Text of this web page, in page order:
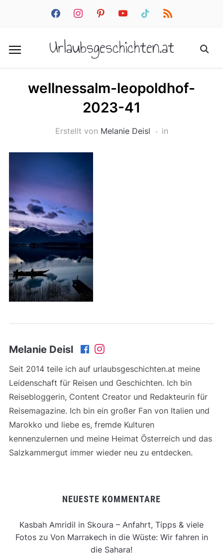
facebookinstagrampinterestyoutube tiktok rss
Urlaubsgeschichten.at
wellnessalm-leopoldhof-
2023-41
Erstellt von Melanie Deisl in
Melanie Deisl
Seit 2014 teile ich auf urlaubsgeschichten.at meine
Leidenschaft für Reisen und Geschichten. Ich bin
Reisebloggerin, Content Creator und Redakteurin für
Reisemagazine. Ich bin ein großer Fan von Italien und
Marokko und liebe es, fremde Kulturen
kennenzulernen und meine Heimat Österreich und das
Salzkammergut immer wieder neu zu entdecken.
NEUESTE KOMMENTARE
Kasbah Amridil in Skoura – Anfahrt, Tipps & viele
Fotoszu Von Marrakech in die Wüste: Wir fahren in
die Sahara!